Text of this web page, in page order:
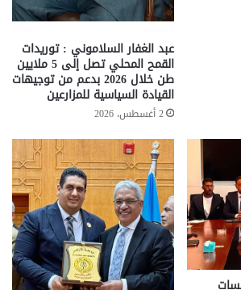
عبد الغفار السلاموني : توريدات
القمح المحلي تصل إلى 5 ملايين
طن خلال 2026 بدعم من توجيهات
القيادة السياسية للمزارعين
2 أغسطس، 2026